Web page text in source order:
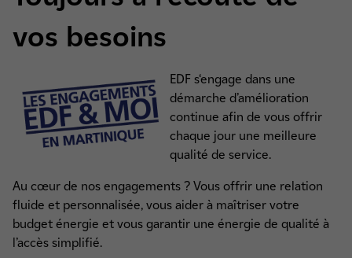
vos besoins
EDF s‘engage dans une
démarche d’amélioration
continue afin de vous offrir
chaque jour une meilleure
qualité de service.
Au cœur de nos engagements ? Vous offrir une relation
fluide et personnalisée, vous aider à maîtriser votre
budget énergie et vous garantir une énergie de qualité à
l’accès simplifié.